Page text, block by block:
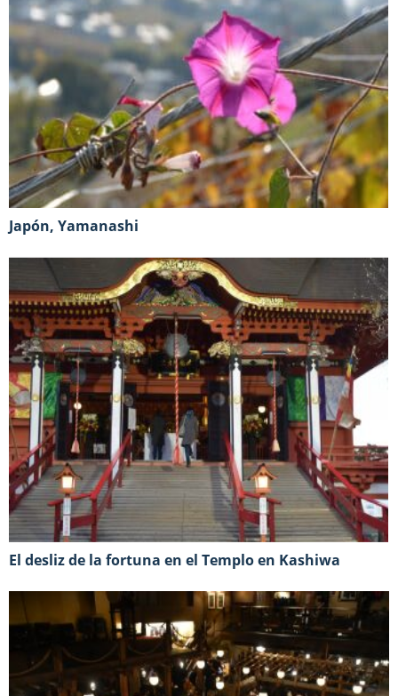
Japón, Yamanashi
El desliz de la fortuna en el Templo en Kashiwa